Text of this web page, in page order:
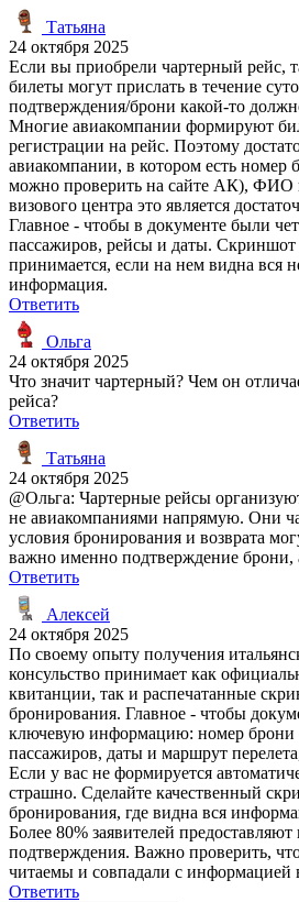
Татьяна
24 октября 2025
Если вы приобрели чартерный рейс,
билеты могут прислать в течение
подтверждения/брони какой-то
Многие авиакомпании формируют
регистрации на рейс. Поэтому
авиакомпании, в котором есть номер
можно проверить на сайте АК), ФИО
визового центра это является
Главное - чтобы в документе были
пассажиров, рейсы и даты. Скриншот
принимается, если на нем видна вся
информация.
Ответить
Ольга
24 октября 2025
Что значит чартерный? Чем он
рейса?
Ответить
Татьяна
24 октября 2025
@Ольга: Чартерные рейсы
не авиакомпаниями напрямую. Они
условия бронирования и возврата
важно именно подтверждение брони,
Ответить
Алексей
24 октября 2025
По своему опыту получения
консульство принимает как
квитанции, так и распечатанные
бронирования. Главное - чтобы
ключевую информацию: номер
пассажиров, даты и маршрут
Если у вас не формируется
страшно. Сделайте качественный
бронирования, где видна вся
Более 80% заявителей
подтверждения. Важно проверить,
читаемы и совпадали с информацией
Ответить